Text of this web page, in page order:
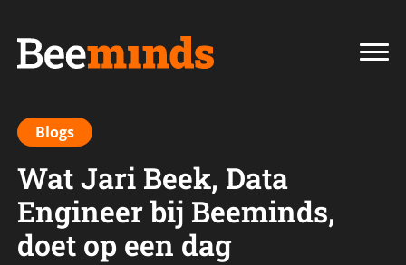
Blogs
Wat Jari Beek, Data
Engineer bij Beeminds,
doet op een dag